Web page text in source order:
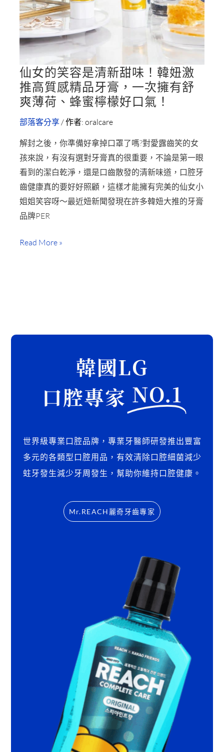
散
發
清
新
花
香
薄
味，
讓
笑
容
一
百
分
仙女的笑容是清新甜味！韓妞激
推高質感精品牙膏，一次擁有舒
爽薄荷、蜂蜜檸檬好口氣！
部落客分享/ 作者: oralcare
解封之後，你準備好拿掉口罩了嗎?對愛露齒笑的女
孩來說，有沒有選對牙膏真的很重要，不論是第一眼
看到的潔白乾淨，還是口齒散發的清新味道，口腔牙
齒健康真的要好好照顧，這樣才能擁有完美的仙女小
姐姐笑容呀～最近妞新聞發現在許多韓妞大推的牙膏
品牌PER
仙
女
的
容
是
清
新
甜
味！
韓
激
品
舒
薄
荷、
Read More »
韓國LG
口腔專家 NO.1
世界級專業口腔品牌，專業牙醫師研發推出豐富
多元的各類型口腔用品，有效清除口腔細菌減少
蛀牙發生減少牙周發生，幫助你維持口腔健康。
Mr.REACH麗奇牙齒專家